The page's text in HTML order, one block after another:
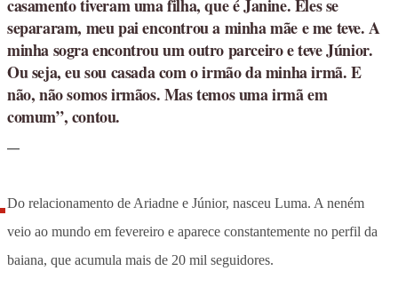
casamento tiveram uma filha, que é Janine. Eles se
separaram, meu pai encontrou a minha mãe e me teve. A
minha sogra encontrou um outro parceiro e teve Júnior.
Ou seja, eu sou casada com o irmão da minha irmã. E
não, não somos irmãos. Mas temos uma irmã em
comum”, contou.
Do relacionamento de Ariadne e Júnior, nasceu Luma. A neném
veio ao mundo em fevereiro e aparece constantemente no perfil da
baiana, que acumula mais de 20 mil seguidores.